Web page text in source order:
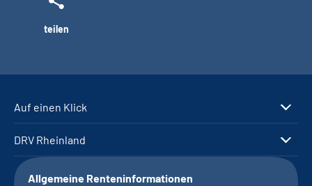
teilen
Auf einen Klick
DRV Rheinland
Allgemeine Renteninformationen